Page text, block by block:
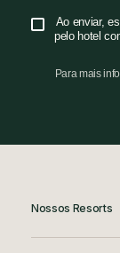
Ao enviar,
pelo hotel
Para mais
Nossos Resorts